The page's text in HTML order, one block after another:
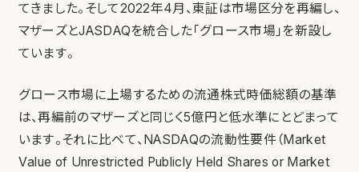
てきました。そして2022年4月、東証は市場区分を再編し、
マザーズとJASDAQを統合した「グロース市場」を新設し
ています。
グロース市場に上場するための流通株式時価総額の基準
は、再編前のマザーズと同じく5億円と低水準にとどまって
います。それに比べて、NASDAQの流動性要件（Market
Value of Unrestricted Publicly Held Shares or Market